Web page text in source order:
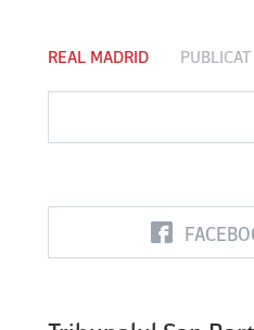
REAL MADRID
FC Botoşani
Vs
Corvinul
Hunedoara